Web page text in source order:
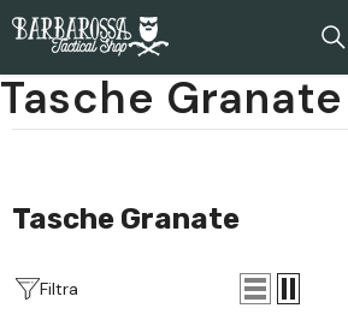
Tasche Granate
Tasche Granate
Filtra